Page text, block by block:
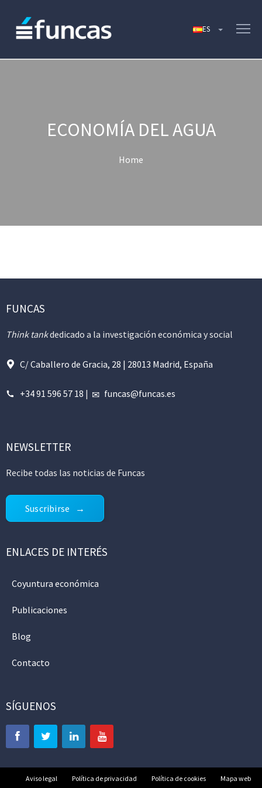
ECONOMÍA DEL AGUA
Home
FUNCAS
Think tankdedicado a la investigación económica y social
C/ Caballero de Gracia, 28 | 28013 Madrid, España
+34 91 596 57 18 | funcas@funcas.es
NEWSLETTER
Recibe todas las noticias de Funcas
Suscribirse
ENLACES DE INTERÉS
Coyuntura económica
Publicaciones
Blog
Contacto
SÍGUENOS
Aviso legal Política de privacidad Política de cookies Mapa web